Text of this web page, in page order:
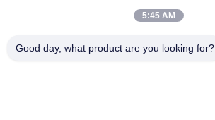
送りなさい
5:45 AM
Good day, what product are you looking for?